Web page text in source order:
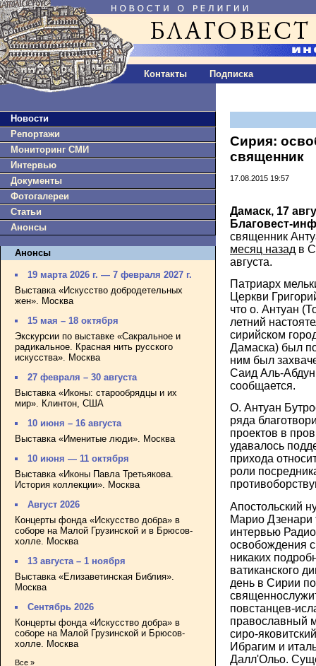
Контакты Подписка
Новости
Репортажи
Мониторинг СМИ
Интервью
Документы
Фотогалереи
Статьи
Анонсы
Анонсы
19 марта 2026 г. — 7 февраля 2027 г.
Выставка «Искусство добродетельных
жен». Москва
15 мая – 18 октября
Экскурсии по выставке «Сакральное и
радикальное. Красная нить русского
искусства». Москва
27 февраля – 30 августа
Выставка «Иконы: старообрядцы и их
мир». Клинтон, США
10 июня – 16 августа
Выставка «Именитые люди». Москва
10 июня — 11 октября
Выставка «Иконы Павла Третьякова.
История коллекции». Москва
Август 2026
Концерты фонда «Искусство добра» в
соборе на Малой Грузинской и в Брюсов-
холле. Москва
13 августа – 1 ноября
Выставка «Елизаветинская Библия».
Москва
Сентябрь 2026
Концерты фонда «Искусство добра» в
соборе на Малой Грузинской и Брюсов-
холле. Москва
Все »
Сирия:
священник
17.08.2015 19:57
Дамаск, 17
Благовест-
священник
месяц назад в
августа.
Патриарх
Церкви
что о. Антуан
летний
сирийском
Дамаска) был
ним был
Саид Аль-
сообщается.
О. Антуан
ряда
проектов в
удавалось
прихода
роли
Апостольский
Марио Дзенари
интервью
освобождения
никаких
ватиканского
день в Сирии
повстанцев-
православный
сиро-
Ибрагим и
Далл'Ольо.